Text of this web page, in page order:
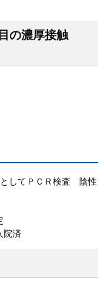
の濃厚接触
してＰＣＲ検査 陰性
院済